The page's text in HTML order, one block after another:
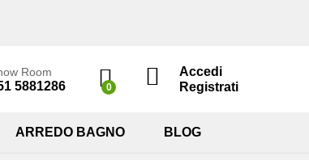
Room
5881286 0
Accedi
Registrati
ARREDO BAGNO BLOG